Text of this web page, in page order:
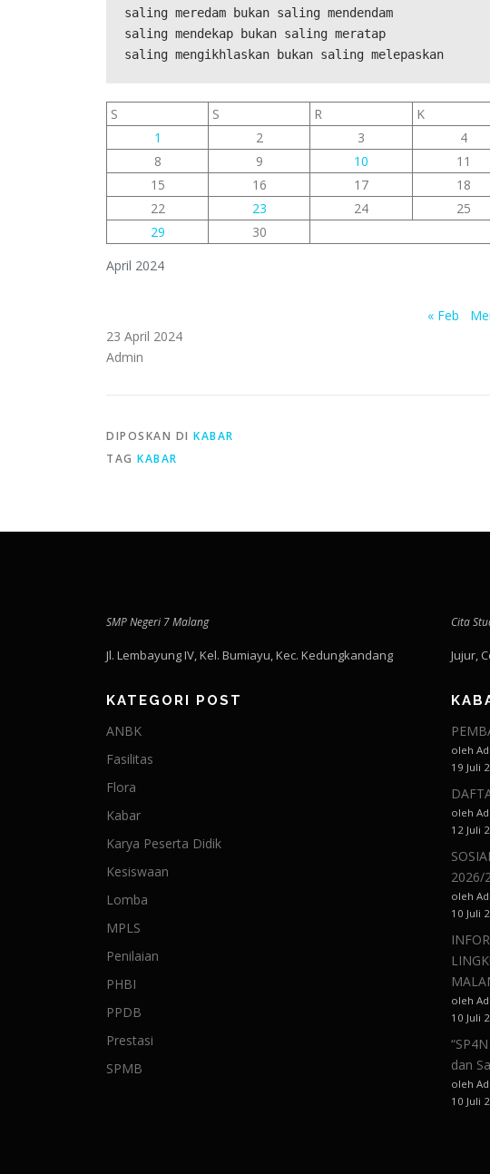
saling meredam bukan saling mendendam
saling mendekap bukan saling meratap
saling mengikhlaskan bukan saling melepaskan
April 2024
S S R K
1
2 3 4
8
9 10 11
15
16 17 18
22
23 24 25
29
30
« Feb
23 April 2024
Admin
DIPOSKAN DI KABAR
TAG KABAR
SMP Negeri 7 Malang
Jl. Lembayung IV, Kel. Bumiayu, Kec. Kedungkandang
KATEGORI POST
ANBK
Fasilitas
Flora
Kabar
Karya Peserta Didik
Kesiswaan
Lomba
MPLS
Penilaian
PHBI
PPDB
Prestasi
SPMB
Cita
Jujur,
oleh
19 Juli
oleh
12 Juli
2026/
oleh
10 Juli
oleh
10 Juli
dan
oleh
10 Juli